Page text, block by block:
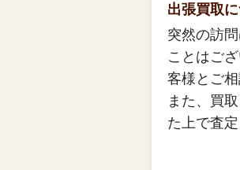
出張買取
突然の訪
ことはご
客様とご
また、買
た上で査